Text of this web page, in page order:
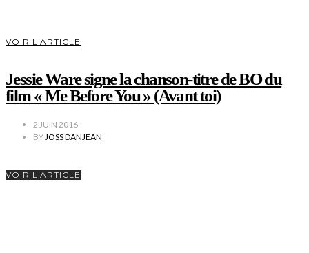
VOIR L'ARTICLE
Jessie Ware signe la chanson-titre de BO du
film « Me Before You » (Avant toi)
2 JUIN 2016
BY JOSS DANJEAN
VOIR L'ARTICLE